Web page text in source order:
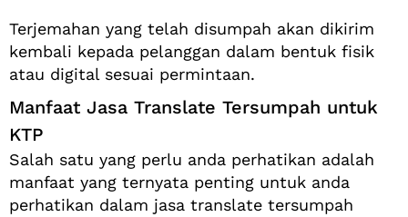
Terjemahan yang telah disumpah akan dikirim
kembali kepada pelanggan dalam bentuk fisik
atau digital sesuai permintaan.
Manfaat Jasa Translate Tersumpah untuk
KTP
Salah satu yang perlu anda perhatikan adalah
manfaat yang ternyata penting untuk anda
perhatikan dalam jasa translate tersumpah